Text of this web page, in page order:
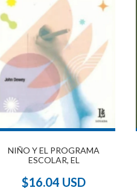
NIÑO Y EL PROGRAMA
ESCOLAR, EL
$16.04 USD